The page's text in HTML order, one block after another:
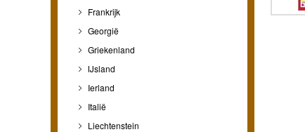
Frankrijk
Georgië
Griekenland
IJsland
Ierland
Italië
Liechtenstein